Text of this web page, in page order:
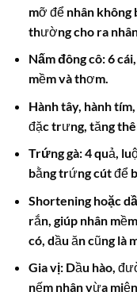
mỡ để nhân không
thường cho ra
Nấm đông cô:6
mềm và thơm.
Hành tây, hành
đặc trưng, tăng
Trứng gà:4 quả,
bằng trứng cút để
Shortening hoặc
rắn, giúp nhân
có, dầu ăn cũng là
Gia vị:Dầu hào,
nếm nhân vừa